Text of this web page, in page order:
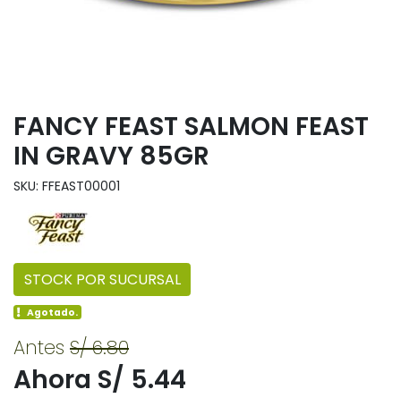
FANCY FEAST SALMON FEAST
IN GRAVY 85GR
SKU: FFEAST00001
STOCK POR SUCURSAL
Agotado.
Antes S/ 6.80
Ahora S/ 5.44